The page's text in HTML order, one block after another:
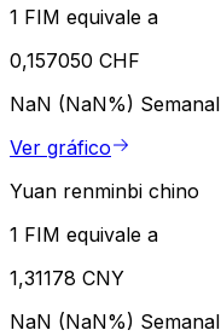
1 FIM equivale a
0,157050 CHF
NaN (NaN%) Semanal
Ver gráfico
Yuan renminbi chino
1 FIM equivale a
1,31178 CNY
NaN (NaN%) Semanal